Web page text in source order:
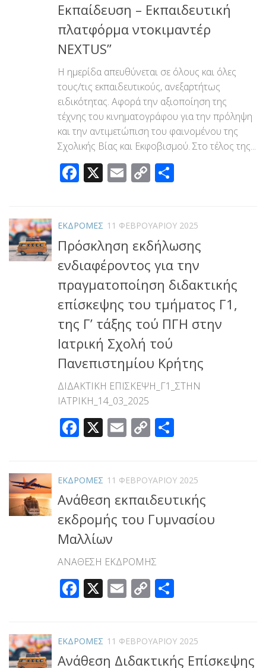
Εκπαίδευση – Εκπαιδευτική
πλατφόρμα ντοκιμαντέρ
NEXTUS”
Η ημερίδα απευθύνεται σε όλους και όλες
τους/τις εκπαιδευτικούς, ανεξαρτήτως
ειδικότητας. Αφορά την αξιοποίηση της
τέχνης του κινηματογράφου για την πρόληψη
και την αντιμετώπιση του φαινομένου της
Σχολικής Βίας και Εκφοβισμού. Στο τέλος της...
Facebook
X Email
Copy
ΕΚΔΡΟΜΕΣ 11 ΦΕΒΡΟΥΑΡΊΟΥ 2025
Πρόσκληση εκδήλωσης
ενδιαφέροντος για την
πραγματοποίηση διδακτικής
επίσκεψης του τμήματος Γ1,
της Γ’ τάξης τού ΠΓΗ στην
Ιατρική Σχολή τού
Πανεπιστημίου Κρήτης
ΔΙΔΑΚΤΙΚΗ ΕΠΙΣΚΕΨΗ_Γ1_ΣΤΗΝ
ΙΑΤΡΙΚΗ_14_03_2025
Facebook
X Email
Copy
Link
ΕΚΔΡΟΜΕΣ 11 ΦΕΒΡΟΥΑΡΊΟΥ 2025
Ανάθεση εκπαιδευτικής
εκδρομής του Γυμνασίου
Μαλλίων
ΑΝΑΘΕΣΗ ΕΚΔΡΟΜΗΣ
Facebook
X Email
Copy
ΕΚΔΡΟΜΕΣ 11 ΦΕΒΡΟΥΑΡΊΟΥ 2025
Ανάθεση Διδακτικής Επίσκεψης